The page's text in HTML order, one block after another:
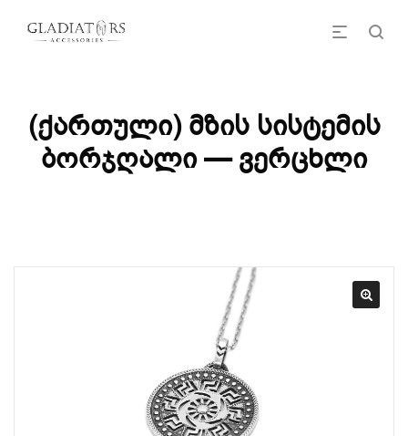
(ქართული) მზის სისტემის
ბორჯღალი — ვერცხლი